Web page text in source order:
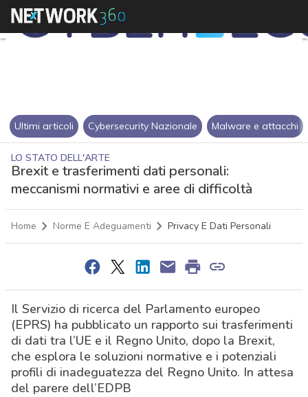
Ultimi articoli Cybersecurity Nazionale Malware e attacchi
LO STATO DELL'ARTE
Brexit e trasferimenti dati personali:
meccanismi normativi e aree di difficoltà
Home Norme E Adeguamenti Privacy E Dati Personali
Il Servizio di ricerca del Parlamento europeo
(EPRS) ha pubblicato un rapporto sui trasferimenti
di dati tra l’UE e il Regno Unito, dopo la Brexit,
che esplora le soluzioni normative e i potenziali
profili di inadeguatezza del Regno Unito. In attesa
del parere dell’EDPB